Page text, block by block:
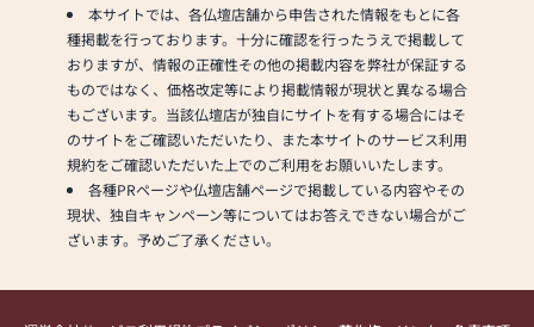
本サイトでは、各仏壇店舗から申告された情報をもとに各
種掲載を行っております。十分に確認を行ったうえで掲載して
おりますが、情報の正確性その他の掲載内容を弊社が保証する
ものではなく、価格改定等により掲載情報が現状と異なる場合
もございます。当該仏壇店が独自にサイトを有する場合にはそ
のサイトをご確認いただいたり、また本サイトのサービス利用
規約をご確認いただいた上でのご利用をお願いいたします。
各種PRページや仏壇店舗ページで掲載している内容やその
現状、独自キャンペーン等についてはお答えできない場合がご
ざいます。予めご了承ください。